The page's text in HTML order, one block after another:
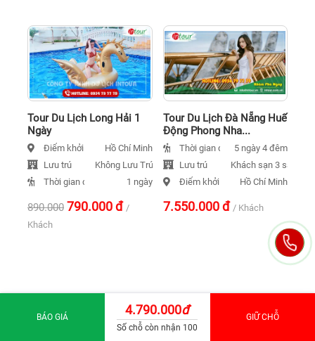
Tour Du Lịch Long Hải 1
Ngày
Điểm khởi hành Hồ Chí Minh
Lưu trú
Không Lưu Trú
Thời gian đi
1 ngày
890.000 790.000đ /
Khách
Tour Du Lịch Đà Nẵng Huế
Động Phong Nha...
Thời gian đi
5 ngày 4 đêm
Lưu trú
Khách sạn 3 sao
Điểm khởi hànhHồ Chí Minh
7.550.000đ / Khách
BÁO GIÁ 4.790.000đ
Số chỗ còn nhận 100
GIỮ CHỖ